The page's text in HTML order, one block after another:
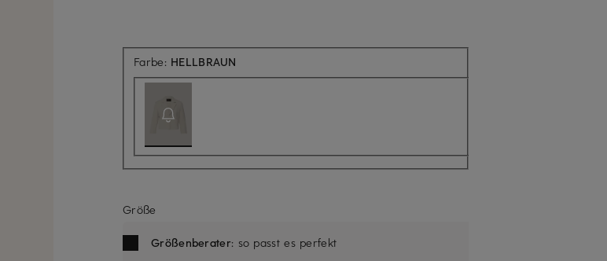
Farbe: HELLBRAUN
Größe
Größenberater: so passt es perfekt